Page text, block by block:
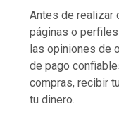
Antes de realizar
páginas o
las opiniones de
de pago
compras, recibir
tu dinero.